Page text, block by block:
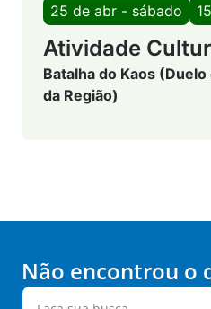
25 de abr - sábado
Atividade
Batalha do Kaos
da Região)
Não encontrou o